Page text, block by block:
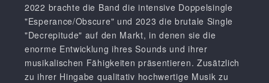
2022 brachte die Band die intensive Doppelsingle
"Esperance/Obscure" und 2023 die brutale Single
"Decrepitude" auf den Markt, in denen sie die
enorme Entwicklung ihres Sounds und ihrer
musikalischen Fähigkeiten präsentieren. Zusätzlich
zu ihrer Hingabe qualitativ hochwertige Musik zu